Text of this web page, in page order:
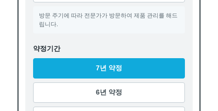
방문 주기에 따라 전문가가 방문하여 제품 관리를 해드
립니다.
약정기간
7년 약정
6년 약정